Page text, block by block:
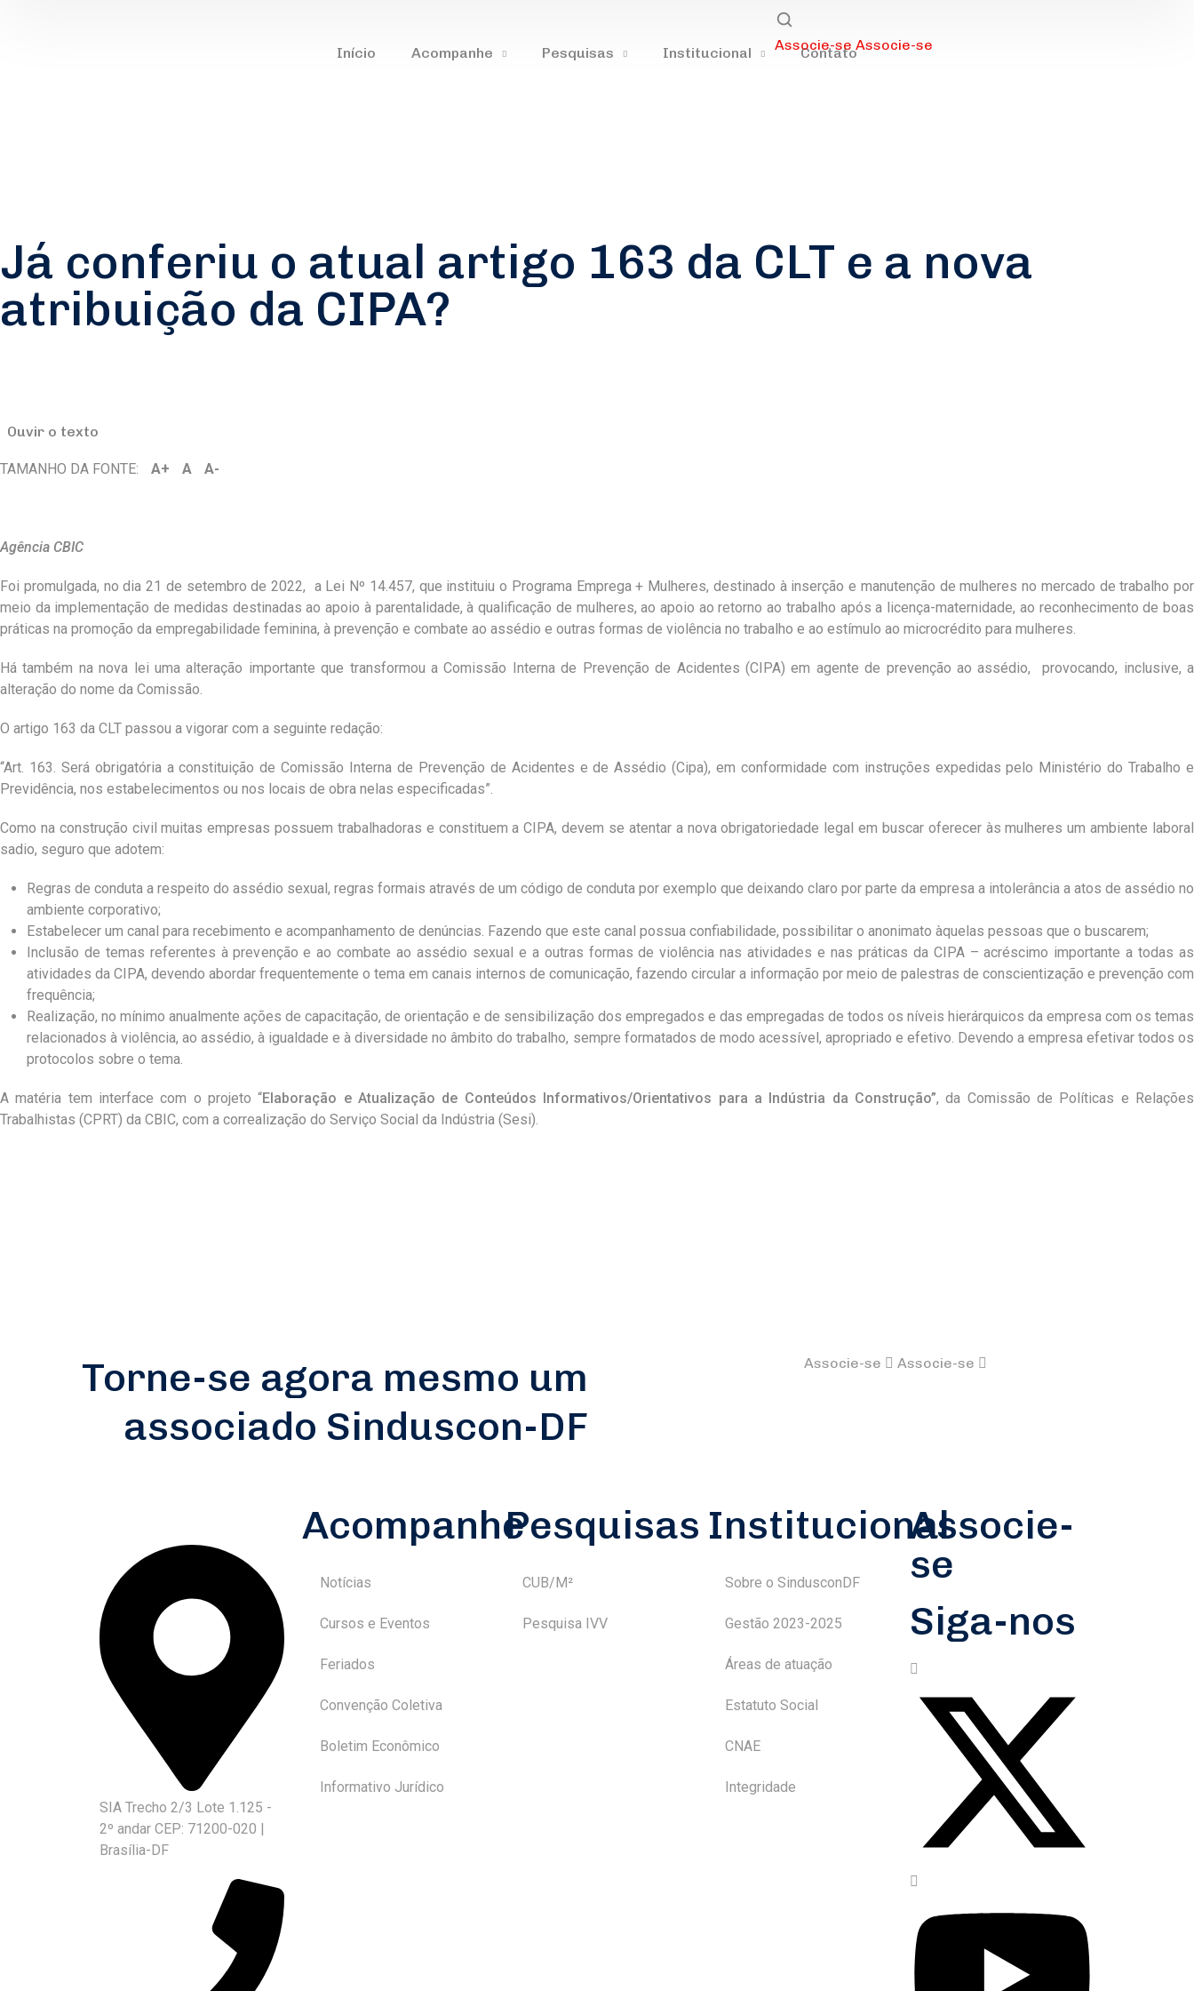
Início Acompanhe Pesquisas Institucional Contato
Associe-se Associe-se
Já conferiu o atual artigo 163 da CLT e a nova
atribuição da CIPA?
Ouvir o texto
TAMANHO DA FONTE: A+ A A-
Agência CBIC
Foi promulgada, no dia 21 de setembro de 2022, a Lei Nº 14.457, que instituiu o Programa Emprega + Mulheres, destinado à inserção e manutenção de mulheres no mercado de trabalho por
meio da implementação de medidas destinadas ao apoio à parentalidade, à qualificação de mulheres, ao apoio ao retorno ao trabalho após a licença-maternidade, ao reconhecimento de boas
práticas na promoção da empregabilidade feminina, à prevenção e combate ao assédio e outras formas de violência no trabalho e ao estímulo ao microcrédito para mulheres.
Há também na nova lei uma alteração importante que transformou a Comissão Interna de Prevenção de Acidentes (CIPA) em agente de prevenção ao assédio, provocando, inclusive, a
alteração do nome da Comissão.
O artigo 163 da CLT passou a vigorar com a seguinte redação:
“Art. 163. Será obrigatória a constituição de Comissão Interna de Prevenção de Acidentes e de Assédio (Cipa), em conformidade com instruções expedidas pelo Ministério do Trabalho e
Previdência, nos estabelecimentos ou nos locais de obra nelas especificadas”.
Como na construção civil muitas empresas possuem trabalhadoras e constituem a CIPA, devem se atentar a nova obrigatoriedade legal em buscar oferecer às mulheres um ambiente laboral
sadio, seguro que adotem:
Regras de conduta a respeito do assédio sexual, regras formais através de um código de conduta por exemplo que deixando claro por parte da empresa a intolerância a atos de assédio no
ambiente corporativo;
Estabelecer um canal para recebimento e acompanhamento de denúncias. Fazendo que este canal possua confiabilidade, possibilitar o anonimato àquelas pessoas que o buscarem;
Inclusão de temas referentes à prevenção e ao combate ao assédio sexual e a outras formas de violência nas atividades e nas práticas da CIPA – acréscimo importante a todas as
atividades da CIPA, devendo abordar frequentemente o tema em canais internos de comunicação, fazendo circular a informação por meio de palestras de conscientização e prevenção com
frequência;
Realização, no mínimo anualmente ações de capacitação, de orientação e de sensibilização dos empregados e das empregadas de todos os níveis hierárquicos da empresa com os temas
relacionados à violência, ao assédio, à igualdade e à diversidade no âmbito do trabalho, sempre formatados de modo acessível, apropriado e efetivo. Devendo a empresa efetivar todos os
protocolos sobre o tema.
A matéria tem interface com o projeto “Elaboração e Atualização de Conteúdos Informativos/Orientativos para a Indústria da Construção”, da Comissão de Políticas e Relações
Trabalhistas (CPRT) da CBIC, com a correalização do Serviço Social da Indústria (Sesi).
Torne-se agora mesmo um
associado Sinduscon-DF
Associe-se Associe-se
SIA Trecho 2/3 Lote 1.125 -
2º andar CEP: 71200-020 |
Brasília-DF
Acompanhe
Notícias
Cursos e Eventos
Feriados
Convenção Coletiva
Boletim Econômico
Informativo Jurídico
Pesquisas
CUB/M²
Pesquisa IVV
Institucional
Sobre o SindusconDF
Gestão 2023-2025
Áreas de atuação
Estatuto Social
CNAE
Integridade
Associe-
se
Siga-nos